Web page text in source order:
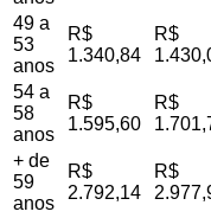
49 a
53
anos
R$
1.340,84
R$
54 a
58
anos
R$
1.595,60
R$
+ de
59
anos
R$
2.792,14
R$